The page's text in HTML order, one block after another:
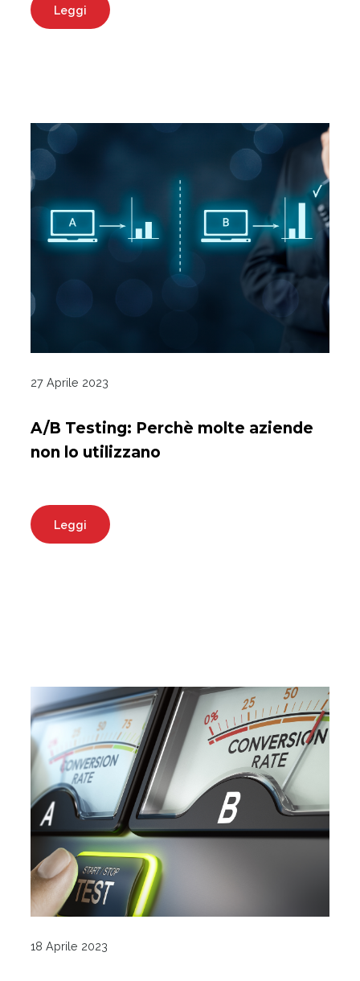
Leggi
27 Aprile 2023
A/B Testing: Perchè molte aziende
non lo utilizzano
Leggi
18 Aprile 2023